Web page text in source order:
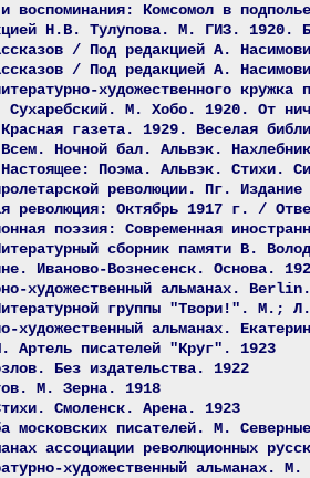
воспоминания: Комсомол в
Н.В. Тулупова. М. ГИЗ. 1920.
/ Под редакцией А.
/ Под редакцией А.
художественного
М. Хобо. 1920. От
газета. 1929. Веселая
Всем. Ночной бал. Альвэк.
Настоящее: Поэма. Альвэк. Стихи.
революции. Пг.
революция: Октябрь 1917 г. /
поэзия: Современная
сборник памяти В.
Иваново-Вознесенск. Основа.
художественный альманах.
группы "Твори!". М.;
художественный альманах.
Артель писателей "Круг". 1923
Без издательства. 1922
М. Зерна. 1918
Смоленск. Арена. 1923
московских писателей. М.
ассоциации революционных
художественный альманах.